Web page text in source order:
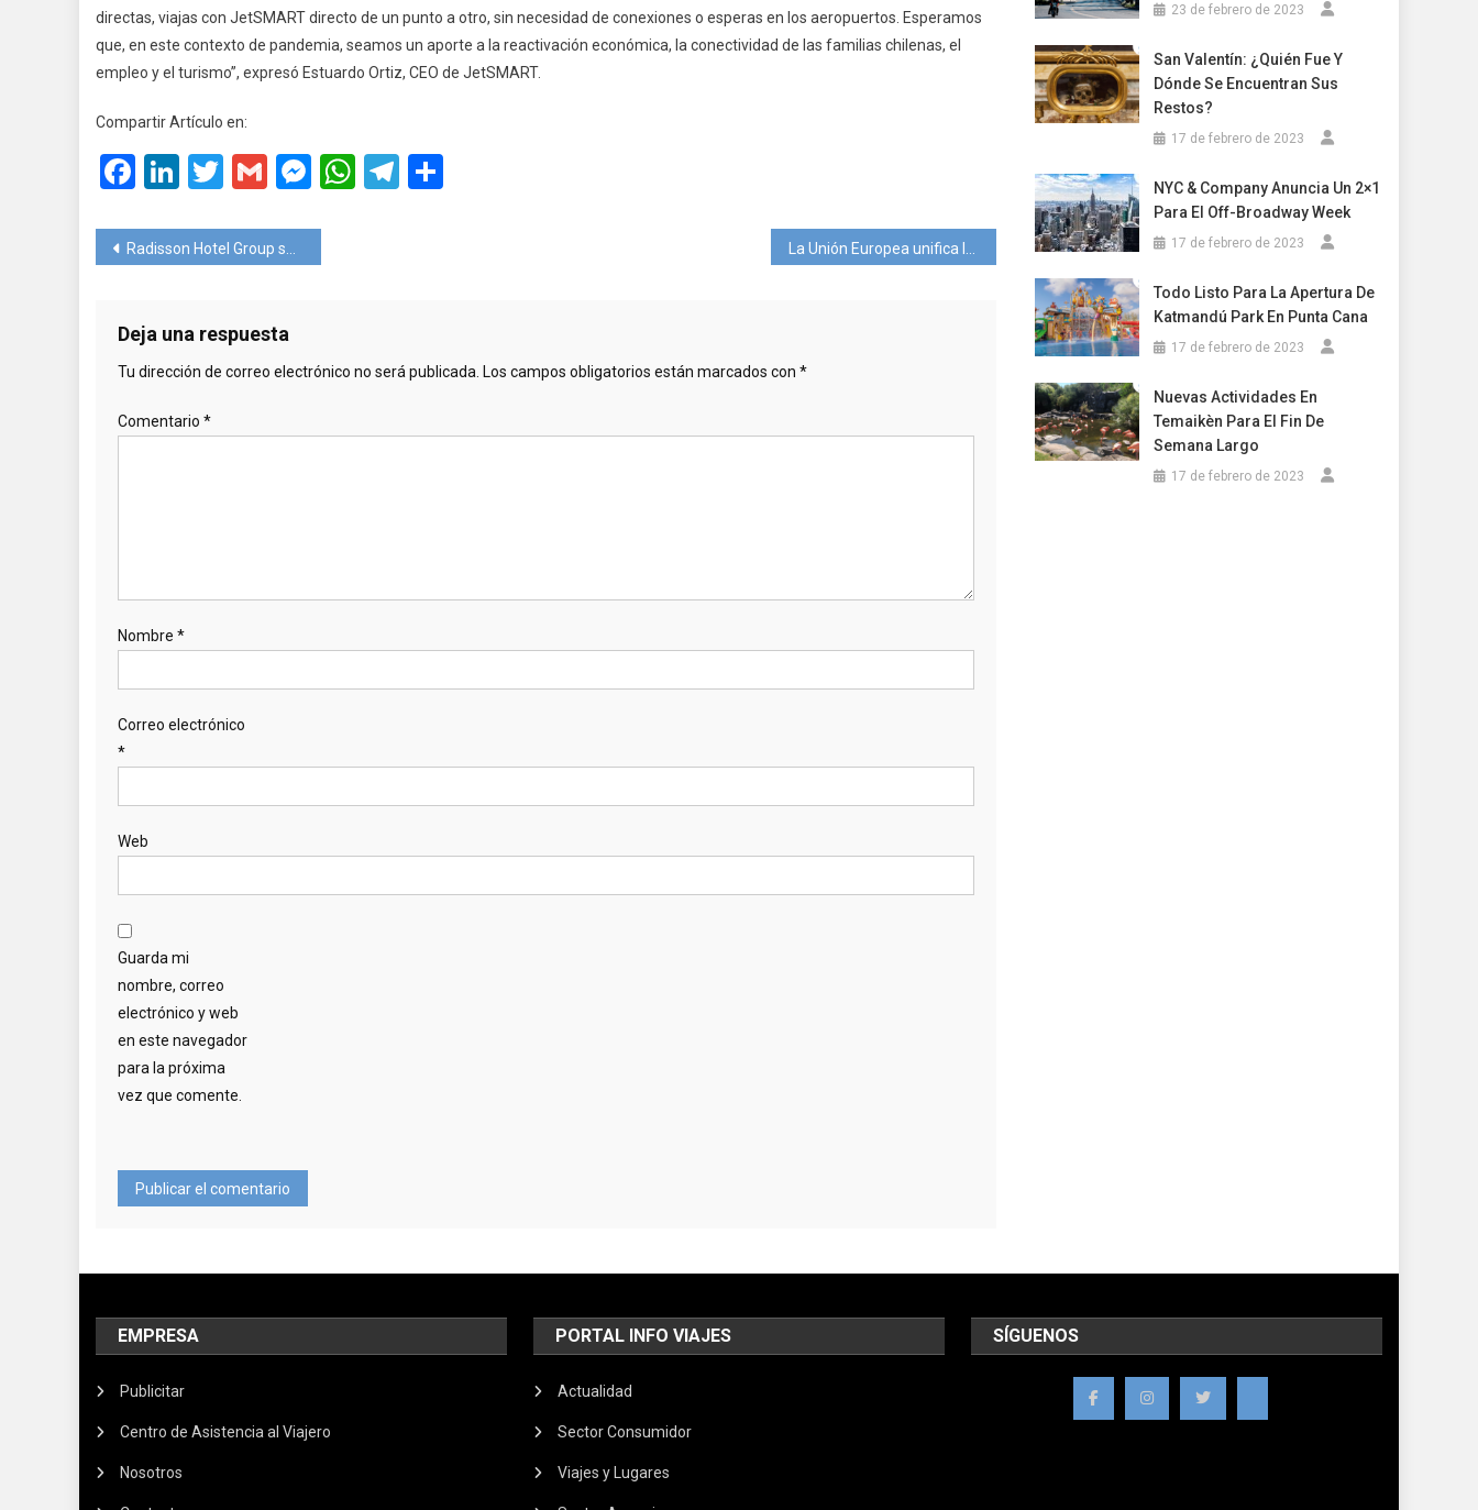
directas, viajas con JetSMART directo de un punto a otro, sin necesidad de conexiones o esperas en los aeropuertos. Esperamos
que, en este contexto de pandemia, seamos un aporte a la reactivación económica, la conectividad de las familias chilenas, el
empleo y el turismo”, expresó Estuardo Ortiz, CEO de JetSMART.
Compartir Artículo en:
Facebook
LinkedIn
Twitter
GmailMessenger
WhatsApp
Telegram
Navegación
entradas
Radisson Hotel Group se expande en América
Deja una respuesta
Tu dirección de correo electrónico no será publicada. Los campos obligatorios están marcados con *
Comentario *
Nombre *
Correo electrónico
*
Web
Guarda mi
nombre, correo
electrónico y web
en este navegador
para la próxima
vez que comente.
23 de febrero de 2023
San Valentín: ¿Quién Fue Y
Dónde Se Encuentran Sus
Restos?
17 de febrero de 2023
NYC & Company Anuncia Un 2×1
Para El Off-Broadway Week
17 de febrero de 2023
Todo Listo Para La Apertura De
Katmandú Park En Punta Cana
17 de febrero de 2023
Nuevas Actividades En
Temaikèn Para El Fin De
Semana Largo
17 de febrero de 2023
EMPRESA
Publicitar
Centro de Asistencia al Viajero
Nosotros
PORTAL INFO VIAJES
Actualidad
Sector Consumidor
Viajes y Lugares
SÍGUENOS